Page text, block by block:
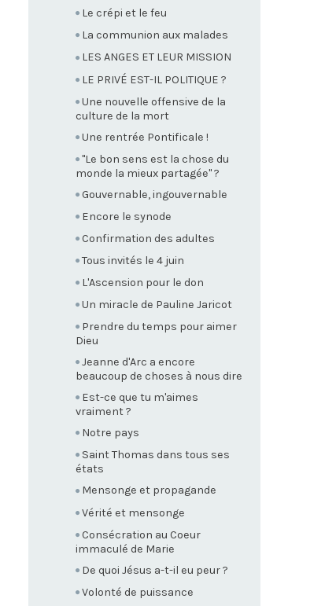
Le crépi et le feu
La communion aux malades
LES ANGES ET LEUR MISSION
LE PRIVÉ EST-IL POLITIQUE ?
Une nouvelle offensive de la
culture de la mort
Une rentrée Pontificale !
"Le bon sens est la chose du
monde la mieux partagée" ?
Gouvernable, ingouvernable
Encore le synode
Confirmation des adultes
Tous invités le 4 juin
L'Ascension pour le don
Un miracle de Pauline Jaricot
Prendre du temps pour aimer
Dieu
Jeanne d'Arc a encore
beaucoup de choses à nous dire
Est-ce que tu m'aimes
vraiment ?
Notre pays
Saint Thomas dans tous ses
états
Mensonge et propagande
Vérité et mensonge
Consécration au Coeur
immaculé de Marie
De quoi Jésus a-t-il eu peur ?
Volonté de puissance